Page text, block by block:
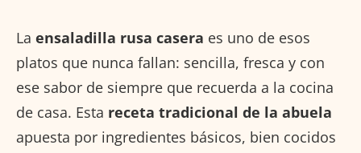
La ensaladilla rusa casera es uno de esos
platos que nunca fallan: sencilla, fresca y con
ese sabor de siempre que recuerda a la cocina
de casa. Esta receta tradicional de la abuela
apuesta por ingredientes básicos, bien cocidos